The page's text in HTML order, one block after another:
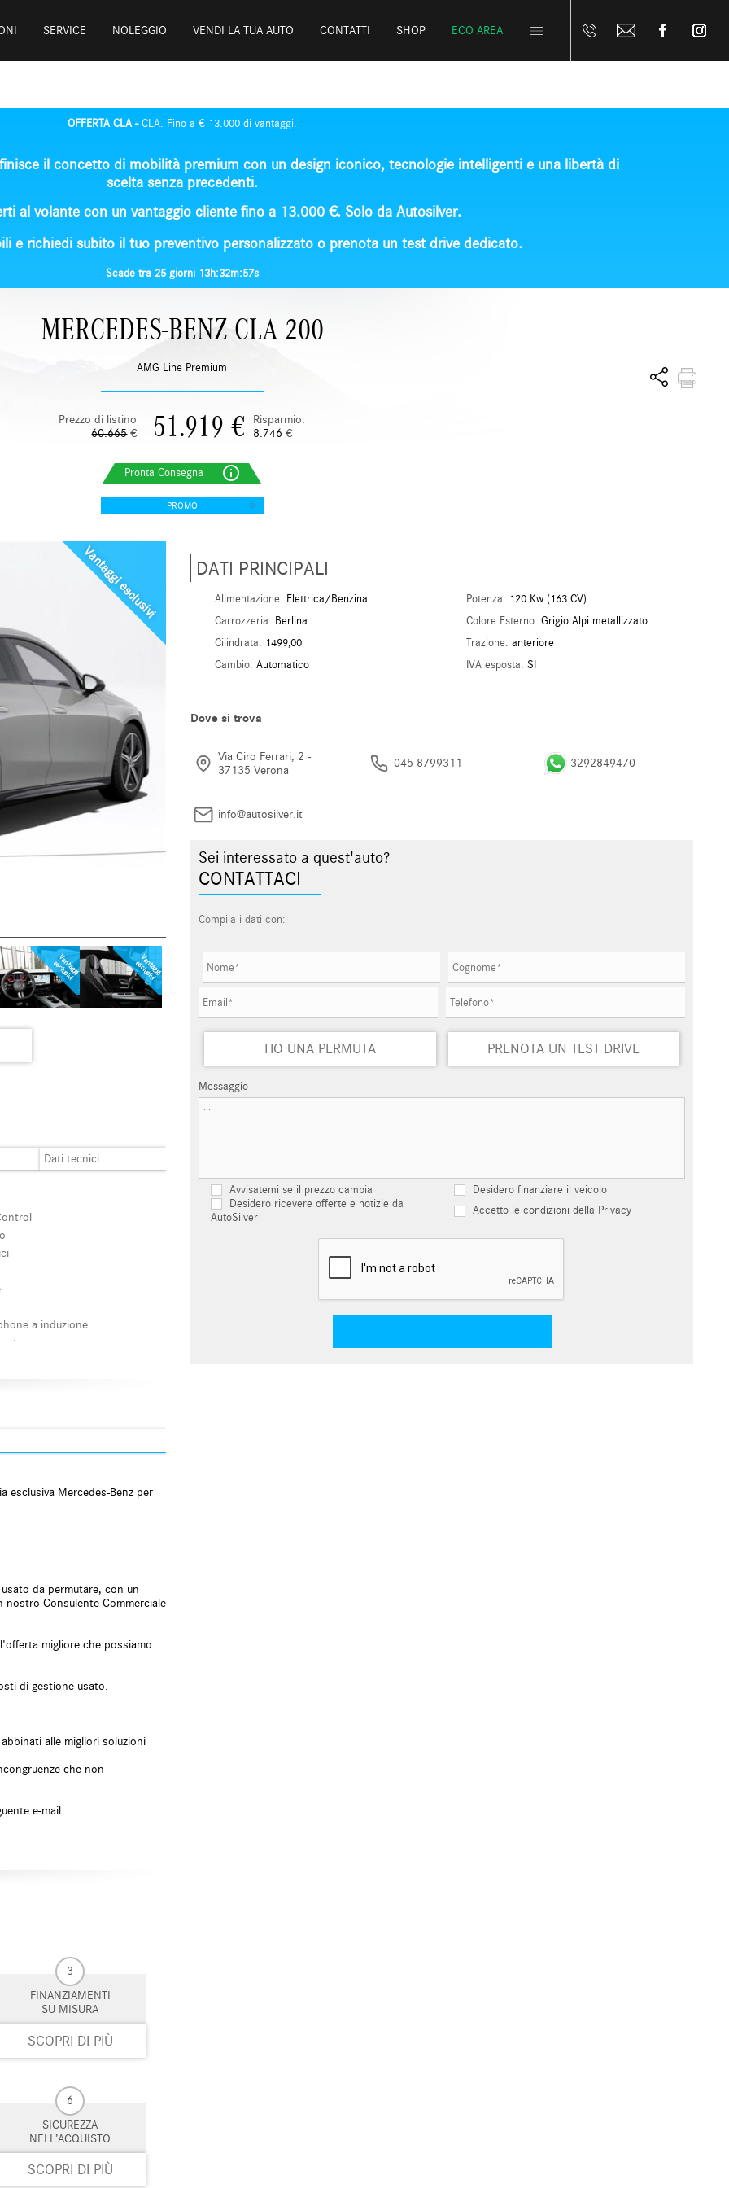
SERVICE NOLEGGIO VENDI LA TUA AUTO CONTATTI SHOP ECO AREA
OFFERTA CLA -CLA. Fino a € 13.000 di vantaggi.
il concetto di mobilità premium con un design iconico, tecnologie intelligenti e una libertà di
scelta senza precedenti.
al volante con un vantaggio cliente fino a 13.000 €. Solo da Autosilver.
e richiedi subito il tuo preventivo personalizzato o prenota un test drive dedicato.
Scade tra 25 giorni 13h:32m:56s
MERCEDES-BENZ CLA 200
AMG Line Premium
Prezzo di listino
60.665 € 51.919 €
Risparmio:
8.746 €
info_outline
PROMO
Vantaggi esclusivi Vantaggi esclusivi
V
a
n
t
a
g
g
i
e
s
c
lu
s
iv
i V
a
n
t
a
g
g
i
e
s
c
lu
s
iv
i
Dati tecnici
a induzione
2 zone
interamente digitale
posteriori
della stanchezza
assistito
esclusiva Mercedes-Benz per
da permutare, con un
nostro Consulente Commerciale
migliore che possiamo
di gestione usato.
alle migliori soluzioni
che non
e-mail:
3
FINANZIAMENTI
SU MISURA
SCOPRI DI PIÙ
6
SICUREZZA
NELL’ACQUISTO
SCOPRI DI PIÙ
DATI PRINCIPALI
Alimentazione: Elettrica/Benzina Potenza: 120 Kw (163 CV)
Carrozzeria: Berlina Colore Esterno:Grigio Alpi metallizzato
Cilindrata: 1499,00 Trazione:anteriore
Cambio: Automatico IVA esposta:SI
Dove si trova
Via Ciro Ferrari, 2 -
37135 Verona
045 8799311 3292849470
info@autosilver.it
Sei interessato a quest'auto?
CONTATTACI
Compila i dati con:
HO UNA PERMUTA PRENOTA UN TEST DRIVE
Messaggio
Avvisatemi se il prezzo cambia
Desidero finanziare il veicolo
Desidero ricevere offerte e notizie da
AutoSilver
Accetto le condizioni della Privacy